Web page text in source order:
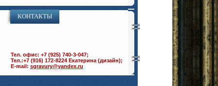
КОНТАКТЫ
Тел. офис: +7 (925) 740-3-047;
Тел.:+7 (916) 172-8224 Екатерина (дизайн);
E-mail: sgravury@yandex.ru